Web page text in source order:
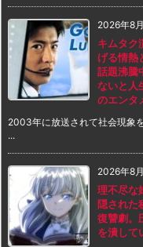
2026年8
キムタク
げる情熱
話題沸騰
ないと人
のエンタ
2003年に放送されて社会現象
...
2026年8
理不尽な
隠された
復讐劇。
を潰して